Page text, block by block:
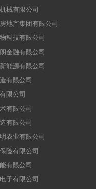
械有限公司
地产集团有限公司
科技有限公司
金融有限公司
能源有限公司
有限公司
限公司
有限公司
有限公司
农业有限公司
险有限公司
有限公司
子有限公司